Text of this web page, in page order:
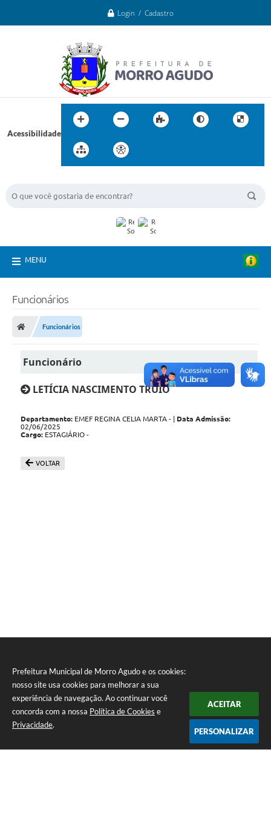
Prefeitura Municipal de Morro Agudo e os cookies:
nosso site usa cookies para melhorar a sua
experiência de navegação. Ao continuar você
concorda com a nossa Política de Cookies e
Privacidade.
ACEITAR
PERSONALIZAR
Login / Cadastro
Acessibilidade
MENU
Funcionários
Funcionários
Funcionário
LETÍCIA NASCIMENTO TRUIO
Departamento: EMEF REGINA CELIA MARTA - | Data Admissão:
02/06/2025
Cargo: ESTAGIÁRIO -
VOLTAR